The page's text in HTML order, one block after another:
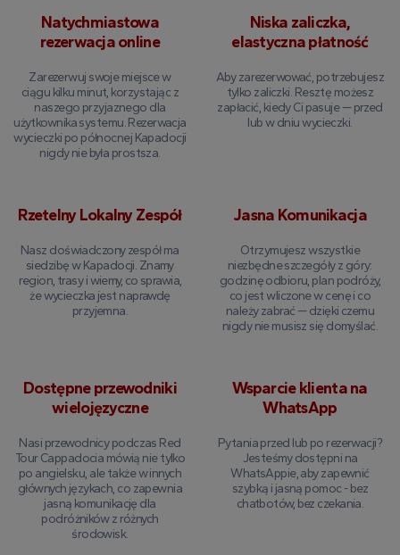
Natychmiastowa
rezerwacja online
Zarezerwuj swoje miejsce w
ciągu kilku minut, korzystając z
naszego przyjaznego dla
użytkownika systemu. Rezerwacja
wycieczki po północnej Kapadocji
nigdy nie była prostsza.
Niska zaliczka,
elastyczna płatność
Aby zarezerwować, potrzebujesz
tylko zaliczki. Resztę możesz
zapłacić, kiedy Ci pasuje — przed
lub w dniu wycieczki.
Rzetelny Lokalny Zespół
Nasz doświadczony zespół ma
siedzibę w Kapadocji. Znamy
region, trasy i wiemy, co sprawia,
że wycieczka jest naprawdę
przyjemna.
Jasna Komunikacja
Otrzymujesz wszystkie
niezbędne szczegóły z góry:
godzinę odbioru, plan podróży,
co jest wliczone w cenę i co
należy zabrać — dzięki czemu
nigdy nie musisz się domyślać.
Dostępne przewodniki
wielojęzyczne
Nasi przewodnicy podczas Red
Tour Cappadocia mówią nie tylko
po angielsku, ale także w innych
głównych językach, co zapewnia
jasną komunikację dla
podróżników z różnych
środowisk.
Wsparcie klienta na
WhatsApp
Pytania przed lub po rezerwacji?
Jesteśmy dostępni na
WhatsAppie, aby zapewnić
szybką i jasną pomoc - bez
chatbotów, bez czekania.